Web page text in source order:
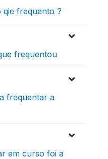
qie frequento ?
frequentou
frequentar a
em curso foi a